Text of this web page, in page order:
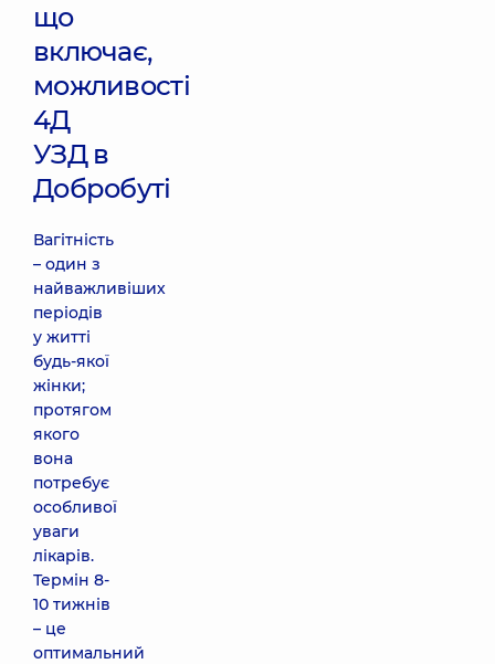
що
включає,
можливості
4Д
УЗД в
Добробуті
Вагітність
– один з
найважливіших
періодів
у житті
будь-якої
жінки;
протягом
якого
вона
потребує
особливої
уваги
лікарів.
Термін 8-
10 тижнів
– це
оптимальний